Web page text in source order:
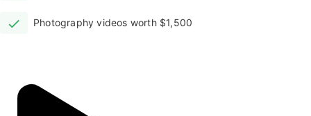
unbefestigte Bergstraßen überwinden, sodass
Geheimnisse besuchen werdet.
Während der ganzen Zeit lernst du neue
Photography videos worth $1,500